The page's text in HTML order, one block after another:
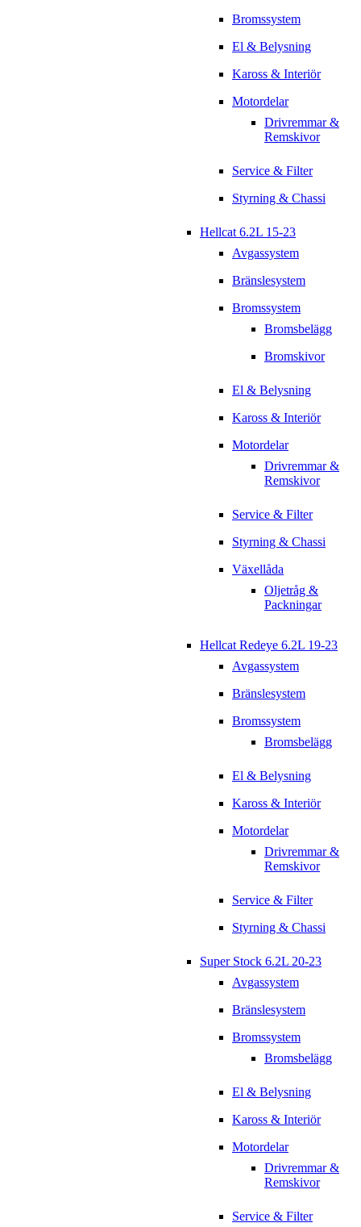
Bromssystem
El & Belysning
Kaross & Interiör
Motordelar
Drivremmar &
Remskivor
Service & Filter
Styrning & Chassi
Hellcat 6.2L 15-23
Avgassystem
Bränslesystem
Bromssystem
Bromsbelägg
Bromskivor
El & Belysning
Kaross & Interiör
Motordelar
Drivremmar &
Remskivor
Service & Filter
Styrning & Chassi
Växellåda
Oljetråg &
Packningar
Hellcat Redeye 6.2L 19-23
Avgassystem
Bränslesystem
Bromssystem
Bromsbelägg
El & Belysning
Kaross & Interiör
Motordelar
Drivremmar &
Remskivor
Service & Filter
Styrning & Chassi
Super Stock 6.2L 20-23
Avgassystem
Bränslesystem
Bromssystem
Bromsbelägg
El & Belysning
Kaross & Interiör
Motordelar
Drivremmar &
Remskivor
Service & Filter